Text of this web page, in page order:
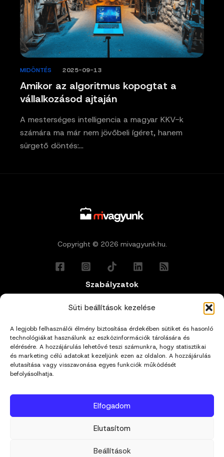
Süti beállítások kezelése
A legjobb felhasználói élmény biztosítása érdekében sütiket és hasonló
technológiákat használunk az eszközinformációk tárolására és
elérésére. A hozzájárulás lehetővé teszi számunkra, hogy statisztikai
és marketing célú adatokat kezeljünk ezen az oldalon. A hozzájárulás
elutasítása vagy visszavonása egyes funkciók működését
befolyásolhatja.
Elfogadom
Elutasítom
Beállítások
Amikor az algoritmus kopogtat a
vállalkozásod ajtaján
MIDÖNTÉS 2025-09-13
A mesterséges intelligencia a magyar KKV-k
számára ma már nem jövőbeli ígéret, hanem
sürgető döntés:…
Copyright © 2026 mivagyunk.hu.
Szabályzatok
Általános Felhasználási Feltételek
Adatkezelési Tájékoztató
Impresszum
Kapcsolat
hello@mivagyunk.hu